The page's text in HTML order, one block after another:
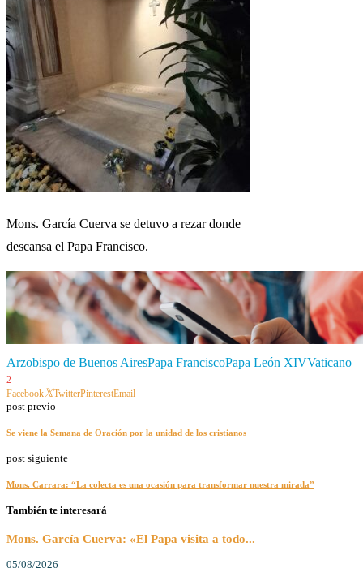
Mons. García Cuerva se detuvo a rezar donde
descansa el Papa Francisco.
Arzobispo de Buenos AiresPapa FranciscoPapa León XIVVaticano
2
Facebook
TwitterPinterestEmail
post previo
Se viene la Semana de Oración por la unidad de los cristianos
post siguiente
Mons. Carrara: “La colecta es una ocasión para transformar nuestra mirada”
También te interesará
Mons. García Cuerva: «El Papa visita a todo...
05/08/2026